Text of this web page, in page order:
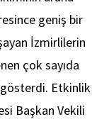
geniş bir
İzmirlilerin
çok sayıda
gösterdi. Etkinlik
Başkan Vekili